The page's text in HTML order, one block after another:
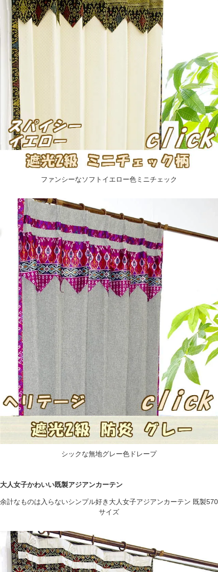
ファンシーなソフトイエロー色ミニチェック
シックな無地グレー色ドレープ
大人女子かわいい既製アジアンカーテン
余計なものは入らないシンプル好き大人女子アジアンカーテン 既製570
サイズ